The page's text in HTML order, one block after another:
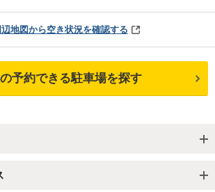
辺地図から空き状況を確認する
予約できる駐車場を探す